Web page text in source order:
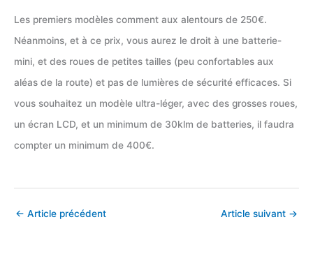
Les premiers modèles comment aux alentours de 250€.
Néanmoins, et à ce prix, vous aurez le droit à une batterie-
mini, et des roues de petites tailles (peu confortables aux
aléas de la route) et pas de lumières de sécurité efficaces. Si
vous souhaitez un modèle ultra-léger, avec des grosses roues,
un écran LCD, et un minimum de 30klm de batteries, il faudra
compter un minimum de 400€.
← Article précédent Article suivant →